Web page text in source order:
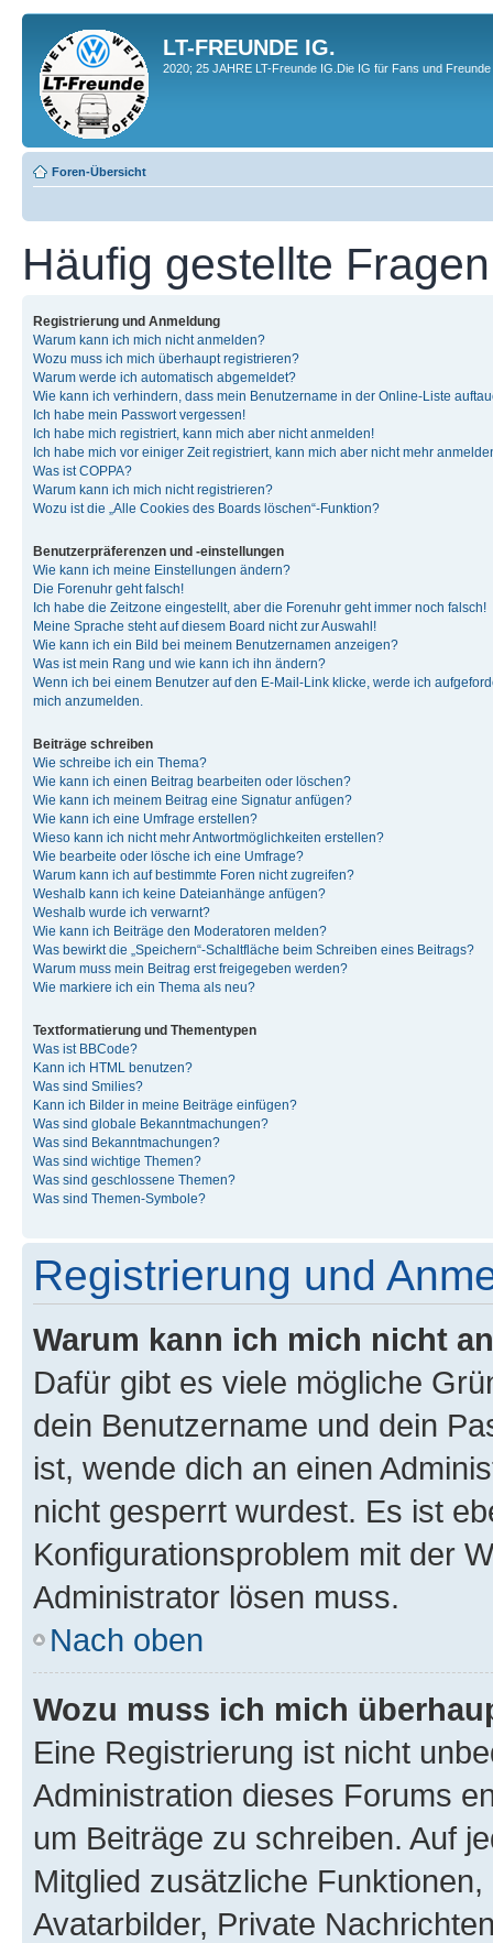
LT-FREUNDE IG.
2020; 25 JAHRE LT-Freunde IG.Die IG für Fans und
Foren-Übersicht
Häufig gestellte Fragen
Registrierung und Anmeldung
Warum kann ich mich nicht anmelden?
Wozu muss ich mich überhaupt registrieren?
Warum werde ich automatisch abgemeldet?
Wie kann ich verhindern, dass mein Benutzername in der Online-Liste
Ich habe mein Passwort vergessen!
Ich habe mich registriert, kann mich aber nicht anmelden!
Ich habe mich vor einiger Zeit registriert, kann mich aber nicht mehr
Was ist COPPA?
Warum kann ich mich nicht registrieren?
Wozu ist die „Alle Cookies des Boards löschen“-Funktion?
Benutzerpräferenzen und -einstellungen
Wie kann ich meine Einstellungen ändern?
Die Forenuhr geht falsch!
Ich habe die Zeitzone eingestellt, aber die Forenuhr geht immer noch falsch!
Meine Sprache steht auf diesem Board nicht zur Auswahl!
Wie kann ich ein Bild bei meinem Benutzernamen anzeigen?
Was ist mein Rang und wie kann ich ihn ändern?
Wenn ich bei einem Benutzer auf den E-Mail-Link klicke, werde ich
mich anzumelden.
Beiträge schreiben
Wie schreibe ich ein Thema?
Wie kann ich einen Beitrag bearbeiten oder löschen?
Wie kann ich meinem Beitrag eine Signatur anfügen?
Wie kann ich eine Umfrage erstellen?
Wieso kann ich nicht mehr Antwortmöglichkeiten erstellen?
Wie bearbeite oder lösche ich eine Umfrage?
Warum kann ich auf bestimmte Foren nicht zugreifen?
Weshalb kann ich keine Dateianhänge anfügen?
Weshalb wurde ich verwarnt?
Wie kann ich Beiträge den Moderatoren melden?
Was bewirkt die „Speichern“-Schaltfläche beim Schreiben eines Beitrags?
Warum muss mein Beitrag erst freigegeben werden?
Wie markiere ich ein Thema als neu?
Textformatierung und Thementypen
Was ist BBCode?
Kann ich HTML benutzen?
Was sind Smilies?
Kann ich Bilder in meine Beiträge einfügen?
Was sind globale Bekanntmachungen?
Was sind Bekanntmachungen?
Was sind wichtige Themen?
Was sind geschlossene Themen?
Was sind Themen-Symbole?
Registrierung und
Warum kann ich mich nicht
Dafür gibt es viele mögliche
dein Benutzername und dein
ist, wende dich an einen
nicht gesperrt wurdest. Es ist
Konfigurationsproblem mit der
Administrator lösen muss.
Nach oben
Wozu muss ich mich
Eine Registrierung ist nicht
Administration dieses Forums
um Beiträge zu schreiben. Auf
Mitglied zusätzliche
Avatarbilder, Private